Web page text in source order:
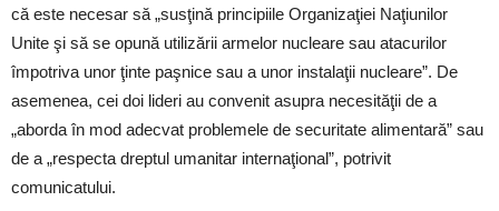
că este necesar să „susţină principiile Organizaţiei Naţiunilor
Unite şi să se opună utilizării armelor nucleare sau atacurilor
împotriva unor ţinte paşnice sau a unor instalaţii nucleare”. De
asemenea, cei doi lideri au convenit asupra necesităţii de a
„aborda în mod adecvat problemele de securitate alimentară” sau
de a „respecta dreptul umanitar internaţional”, potrivit
comunicatului.